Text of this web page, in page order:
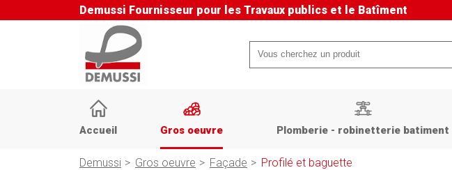
Demussi Fournisseur pour les Travaux publics et le Batîment
Mots-
clés
Aller
contenu
Accueil Gros oeuvre Plomberie - robinetterie batiment
Demussi Gros oeuvre Façade Profilé et baguette